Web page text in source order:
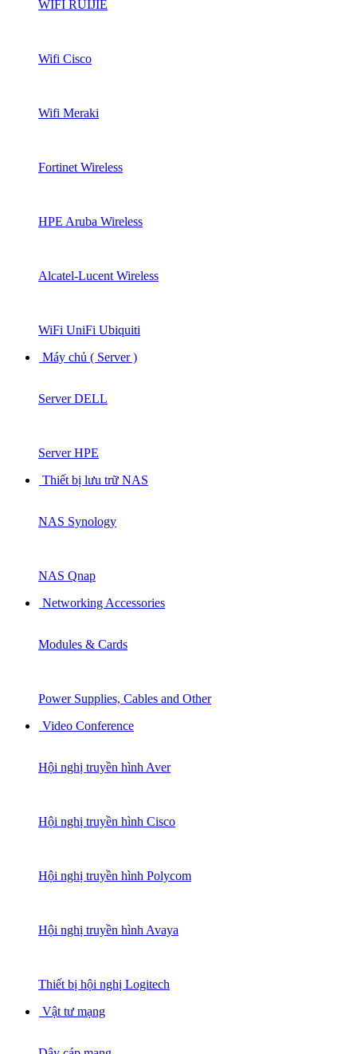
WIFI RUIJIE
Wifi Cisco
Wifi Meraki
Fortinet Wireless
HPE Aruba Wireless
Alcatel-Lucent Wireless
WiFi UniFi Ubiquiti
Máy chủ ( Server )
Server DELL
Server HPE
Thiết bị lưu trữ NAS
NAS Synology
NAS Qnap
Networking Accessories
Modules & Cards
Power Supplies, Cables and Other
Video Conference
Hội nghị truyền hình Aver
Hội nghị truyền hình Cisco
Hội nghị truyền hình Polycom
Hội nghị truyền hình Avaya
Thiết bị hội nghị Logitech
Vật tư mạng